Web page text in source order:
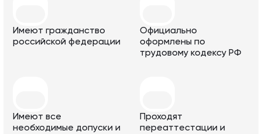
Имеют гражданство
российской федерации
Официально
оформлены по
трудовому кодексу РФ
Имеют все
необходимые допуски и
Проходят
переаттестации и